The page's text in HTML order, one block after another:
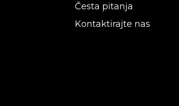
Česta pitanja
Kontaktirajte nas